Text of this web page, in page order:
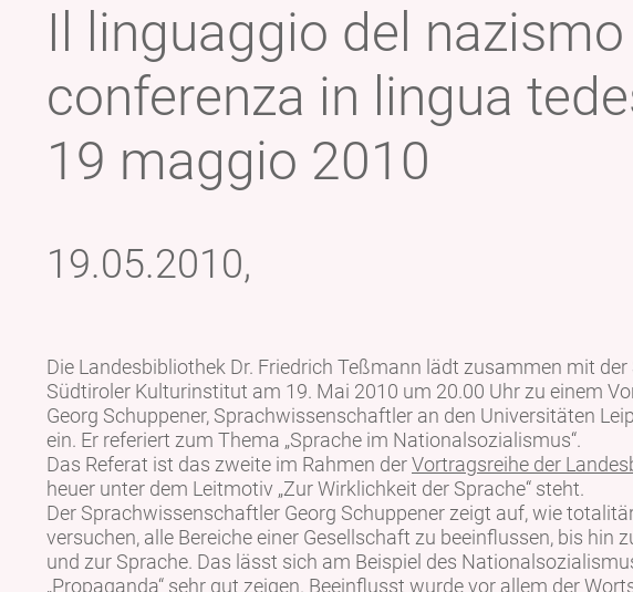
Il linguaggio del nazismo
conferenza in lingua
19 maggio 2010
19.05.2010,
Die Landesbibliothek Dr. Friedrich Teßmann lädt zusammen mit
Südtiroler Kulturinstitut am 19. Mai 2010 um 20.00 Uhr zu einem
Georg Schuppener, Sprachwissenschaftler an den Universitäten
ein. Er referiert zum Thema „Sprache im Nationalsozialismus“.
Das Referat ist das zweite im Rahmen derVortragsreihe der
heuer unter dem Leitmotiv „Zur Wirklichkeit der Sprache“ steht.
Der Sprachwissenschaftler Georg Schuppener zeigt auf, wie
versuchen, alle Bereiche einer Gesellschaft zu beeinflussen, bis hin
und zur Sprache. Das lässt sich am Beispiel des
„Propaganda“ sehr gut zeigen. Beeinflusst wurde vor allem der